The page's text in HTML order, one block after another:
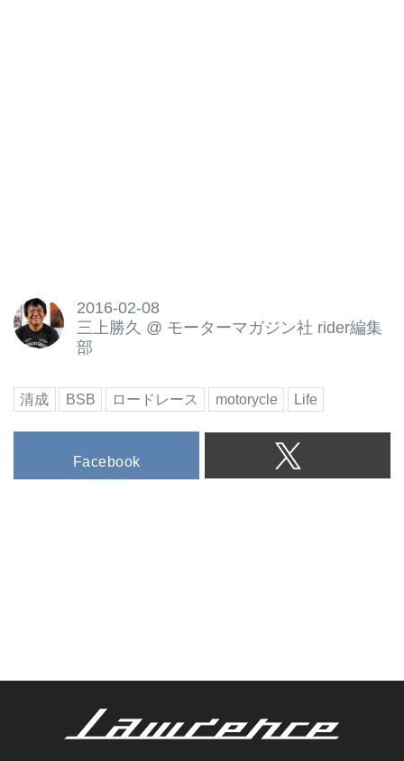
2016-02-08
三上勝久 @ モーターマガジン社 rider編集
部
清成 BSB ロードレース motorycle Life
Facebook